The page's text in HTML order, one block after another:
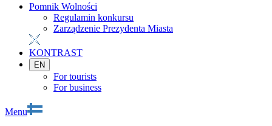
Pomnik Wolności
Regulamin konkursu
Zarządzenie Prezydenta Miasta
KONTRAST
EN
For tourists
For business
Menu